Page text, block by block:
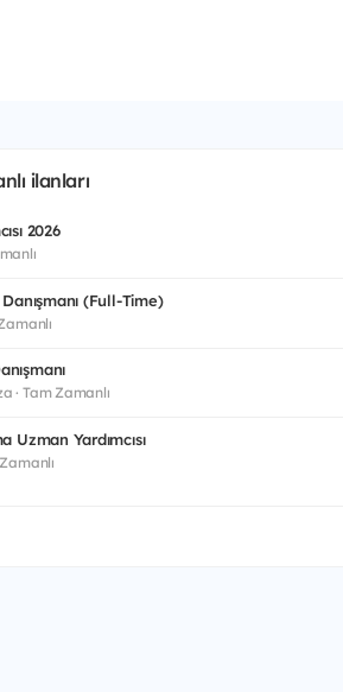
ilanları
2026
(Full-Time)
· Tam Zamanlı
Uzman Yardımcısı